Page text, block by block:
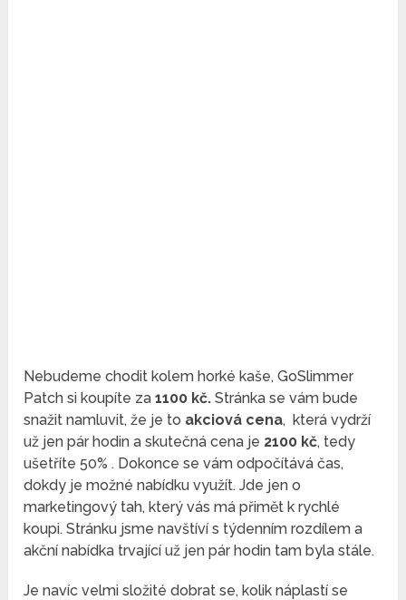
Nebudeme chodit kolem horké kaše, GoSlimmer
Patch si koupíte za1100 kč.Stránka se vám bude
snažit namluvit, že je to akciová cena, která vydrží
už jen pár hodin a skutečná cena je 2100 kč, tedy
ušetříte 50% . Dokonce se vám odpočítává čas,
dokdy je možné nabídku využít. Jde jen o
marketingový tah, který vás má přimět k rychlé
koupi. Stránku jsme navštíví s týdenním rozdílem a
akční nabídka trvající už jen pár hodin tam byla stále.
Je navíc velmi složité dobrat se, kolik náplastí se